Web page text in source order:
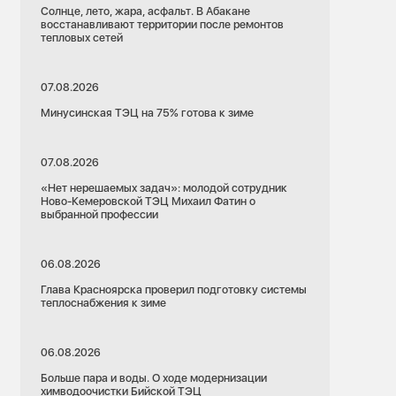
Солнце, лето, жара, асфальт. В Абакане
восстанавливают территории после ремонтов
тепловых сетей
07.08.2026
Минусинская ТЭЦ на 75% готова к зиме
07.08.2026
«Нет нерешаемых задач»: молодой сотрудник
Ново-Кемеровской ТЭЦ Михаил Фатин о
выбранной профессии
06.08.2026
Глава Красноярска проверил подготовку системы
теплоснабжения к зиме
06.08.2026
Больше пара и воды. О ходе модернизации
химводоочистки Бийской ТЭЦ